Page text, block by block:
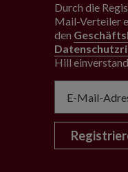
Durch die
Mail-Verteiler
den
Hill